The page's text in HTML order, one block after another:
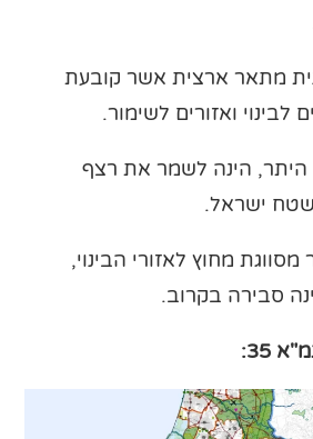
תכנית מתאר ארצית אשר קובעת
לבינוי ואזורים לשימור.
היתר, הינה לשמר את רצף
ישראל.
מחוץ לאזורי הבינוי,
סבירה בקרוב.
35: